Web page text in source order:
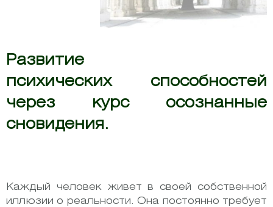
Развитие
психических способностей
через курс осознанные
сновидения.
Каждый человек живет в своей собственной
иллюзии о реальности. Она постоянно требует